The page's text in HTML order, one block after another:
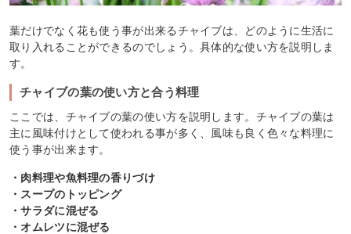
葉だけでなく花も使う事が出来るチャイブは、どのように生活に
取り入れることができるのでしょう。具体的な使い方を説明しま
す。
チャイブの葉の使い方と合う料理
ここでは、チャイブの葉の使い方を説明します。チャイブの葉は
主に風味付けとして使われる事が多く、風味も良く色々な料理に
使う事が出来ます。
・肉料理や魚料理の香りづけ
・スープのトッピング
・サラダに混ぜる
・オムレツに混ぜる